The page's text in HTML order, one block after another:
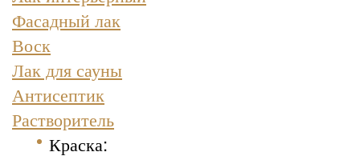
Фасадный лак
Воск
Лак для сауны
Антисептик
Растворитель
Краска: